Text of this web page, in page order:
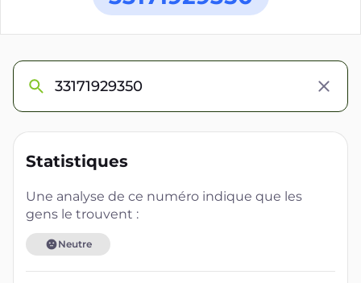
Statistiques
Une analyse de ce numéro indique que les
gens le trouvent :
Neutre